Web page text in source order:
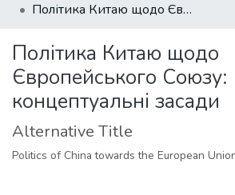
Collections
Statistics
Політика Китаю щодо Європейського Союзу: концептуальні засади
Політика Китаю щодо
Європейського Союзу:
концептуальні засади
Alternative Title
Politics of China towards the European